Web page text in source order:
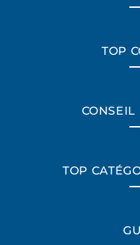
TOP
CONSEIL
TOP